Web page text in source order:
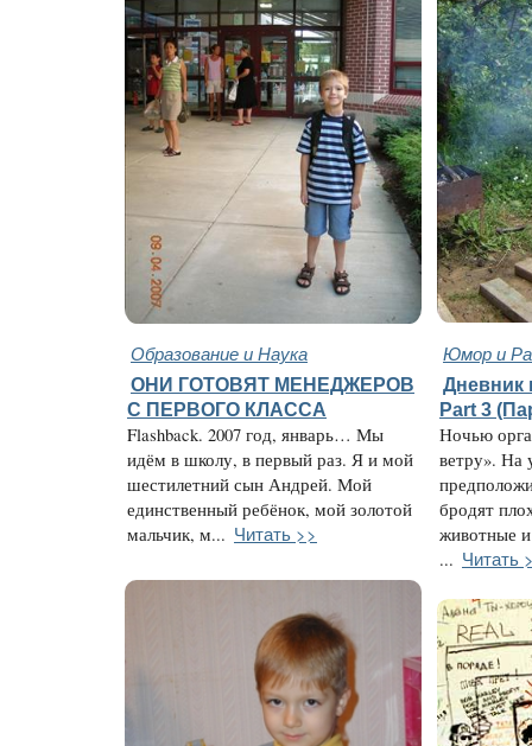
Образование и Наука Юмор и
ОНИ ГОТОВЯТ МЕНЕДЖЕРОВ
С ПЕРВОГО КЛАССА
Flashback. 2007 год, январь… Мы
идём в школу, в первый раз. Я и мой
шестилетний сын Андрей. Мой
единственный ребёнок, мой золотой
мальчик, м... Читать >>
Дневник
Part 3
Ночью
ветру». На
бродят
животные
... Читать